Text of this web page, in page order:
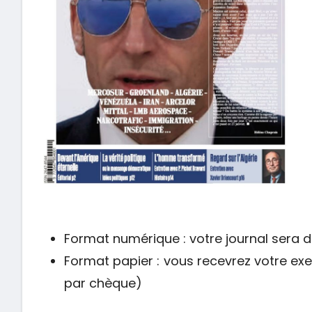
Format numérique : votre journal sera
Format papier : vous recevrez votre
par chèque)